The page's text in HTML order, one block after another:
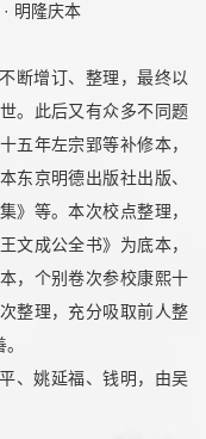
明隆庆本
断增订、整理，最终以
。此后又有众多不同题
五年左宗郢等补修本，
东京明德出版社出版、
》等。本次校点整理，
文成公全书》为底本，
，个别卷次参校康熙十
整理，充分吸取前人整
、姚延福、钱明，由吴